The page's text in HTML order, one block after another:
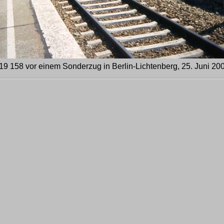
158 vor einem Sonderzug in Berlin-Lichtenberg, 25. Juni